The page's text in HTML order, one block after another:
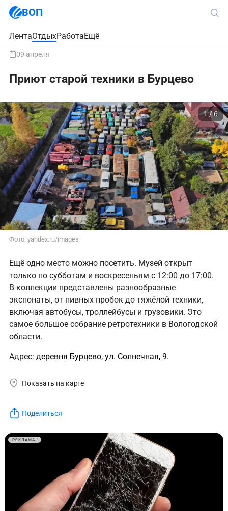
ВОП
ЛентаОтдыхРаботаЕщё
09 апреля
Приют старой техники в Бурцево
Фото: yandex.ru/images
1 / 6
Ещё одно место можно посетить. Музей открыт
только по субботам и воскресеньям с 12:00 до 17:00.
В коллекции представлены разнообразные
экспонаты, от пивных пробок до тяжёлой техники,
включая автобусы, троллейбусы и грузовики. Это
самое большое собрание ретротехники в Вологодской
области.
Адрес: деревня Бурцево, ул. Солнечная, 9.
Показать на карте
Поделиться
РЕКЛАМА